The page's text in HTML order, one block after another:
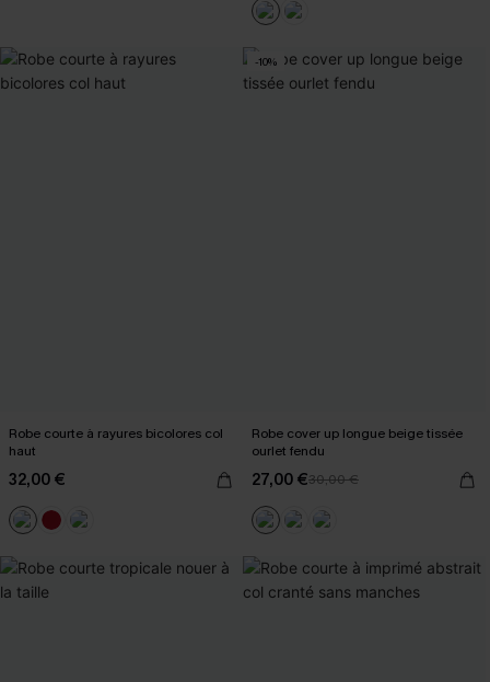
Robe courte à rayures bicolores col
haut
32,00 €
-10%
Robe cover up longue beige tissée
ourlet fendu
27,00 €30,00 €